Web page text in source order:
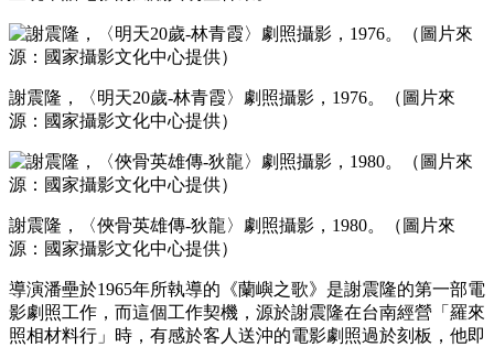
謝震隆，〈明天20歲-林青霞〉劇照攝影，1976。（圖片來
源：國家攝影文化中心提供）
謝震隆，〈俠骨英雄傳-狄龍〉劇照攝影，1980。（圖片來
源：國家攝影文化中心提供）
導演潘壘於1965年所執導的《蘭嶼之歌》是謝震隆的第一部電
影劇照工作，而這個工作契機，源於謝震隆在台南經營「羅來
照相材料行」時，有感於客人送沖的電影劇照過於刻板，他即